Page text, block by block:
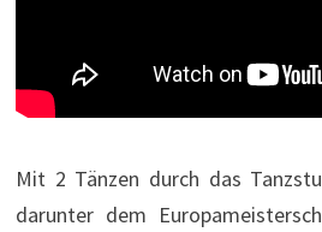
Mit 2 Tänzen durch das
darunter dem